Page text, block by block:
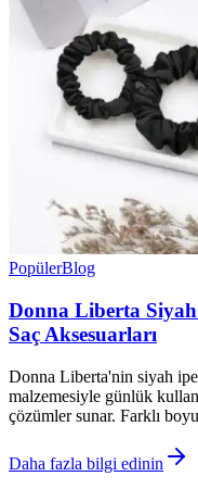
PopülerBlog
Donna Liberta
Saç Aksesuarları
Donna Liberta'nin siyah
malzemesiyle günlük
çözümler sunar. Farklı
Daha fazla bilgi edinin